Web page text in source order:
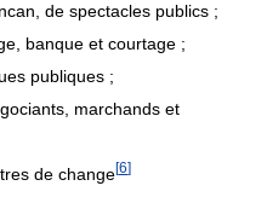
de spectacles publics ;
banque et courtage ;
publiques ;
marchands et
de change[6]